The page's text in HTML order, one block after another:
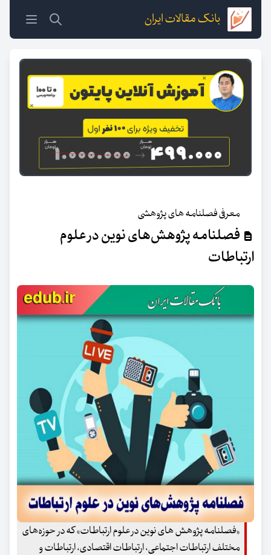
بانک مقالات ایران
معرفی فصلنامه های پژوهشی
فصلنامه پژوهش‌های نوین در علوم
ارتباطات
«فصلنامه پژوهش های نوین در علوم ارتباطات» که در حوزه‌های
مختلف ارتباطات اجتماعی، ارتباطات اقتصادی، ارتباطات و